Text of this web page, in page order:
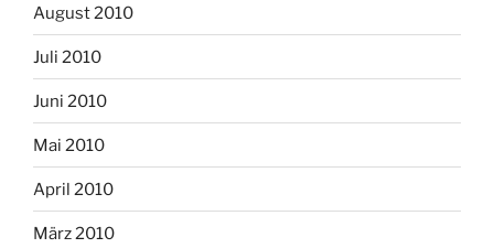
August 2010
Juli 2010
Juni 2010
Mai 2010
April 2010
März 2010